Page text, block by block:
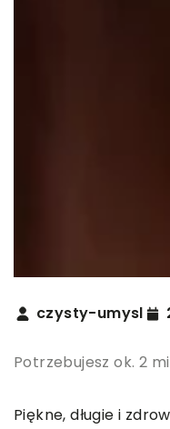
czysty-umysl
Potrzebujesz ok. 2
Piękne, długie i